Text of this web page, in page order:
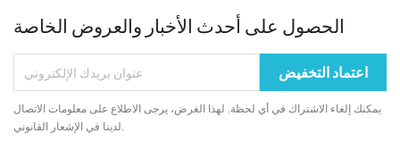
الحصول على أحدث الأخبار والعروض الخاصة
يمكنك إلغاء الاشتراك في أي لحظة. لهذا الغرض، يرجى الاطلاع على معلومات الاتصال
لدينا في الإشعار القانوني.